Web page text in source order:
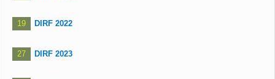
19 DIRF 2022
27 DIRF 2023